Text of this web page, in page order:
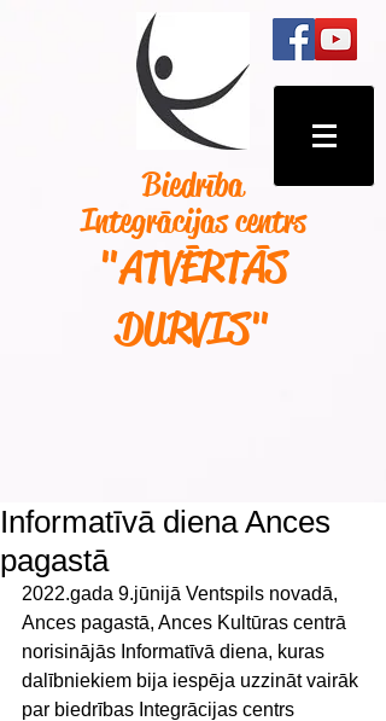
Biedrība
Integrācijas centrs
"ATVĒRTĀS
DURVIS"
Informatīvā diena Ances
pagastā
2022.gada 9.jūnijā Ventspils novadā,
Ances pagastā, Ances Kultūras centrā
norisinājās Informatīvā diena, kuras
dalībniekiem bija iespēja uzzināt vairāk
par biedrības Integrācijas centrs